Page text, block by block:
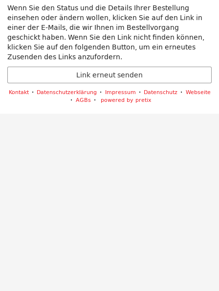
Wenn Sie den Status und die Details Ihrer Bestellung
einsehen oder ändern wollen, klicken Sie auf den Link in
einer der E-Mails, die wir Ihnen im Bestellvorgang
geschickt haben. Wenn Sie den Link nicht finden können,
klicken Sie auf den folgenden Button, um ein erneutes
Zusenden des Links anzufordern.
Link erneut senden
Kontakt Datenschutzerklärung Impressum Datenschutz
Webseite
AGBs
powered by pretix